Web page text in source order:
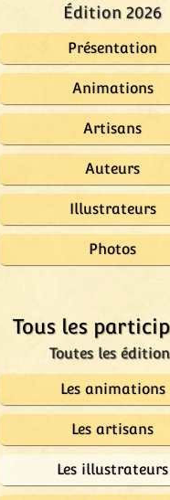
Édition 2026
Présentation
Animations
Artisans
Auteurs
Illustrateurs
Photos
Tous les
Les animations
Les artisans
Les illustrateurs